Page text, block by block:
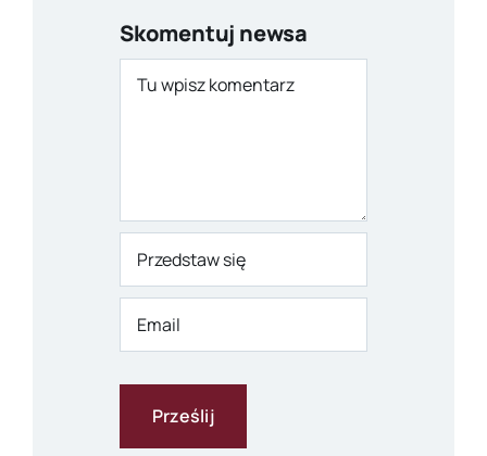
Skomentuj newsa
Comment